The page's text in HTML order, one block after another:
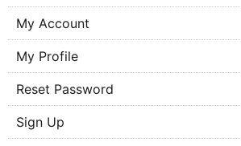
My Account
My Profile
Reset Password
Sign Up